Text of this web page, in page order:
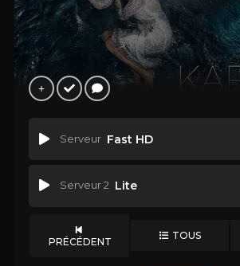
Serveur Fast HD
Serveur 2 Lite
PRÉCÉDENT TOUS